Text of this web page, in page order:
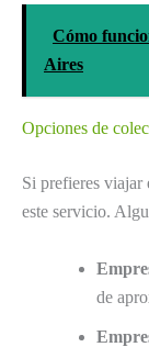
Cómo
Aires
Opciones de
Si prefieres viajar
este servicio.
de